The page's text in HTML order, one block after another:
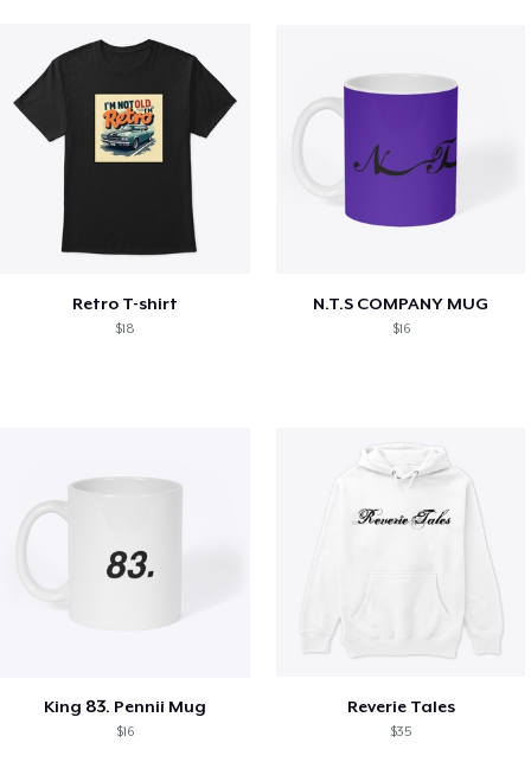
Retro T-shirt
$18
N.T.S COMPANY MUG
$16
King 83. Pennii Mug
$16
Reverie Tales
$35